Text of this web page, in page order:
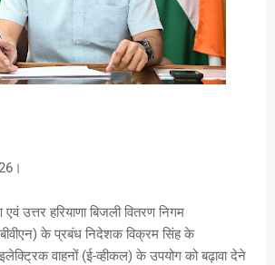
एवं उत्तर हरियाणा बिजली वितरण निगम
के प्रबंध निदेशक विक्रम सिंह के
वाहनों (ई-व्हीकल) के उपयोग को बढ़ावा देने